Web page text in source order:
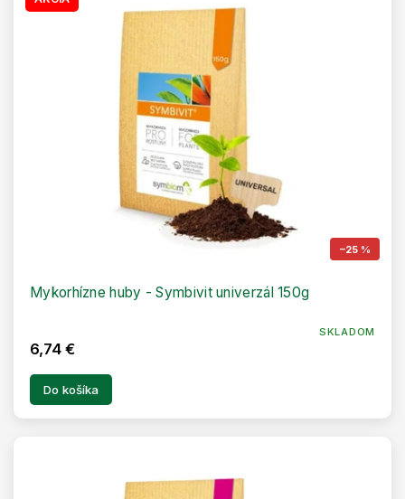
–25 %
Mykorhízne huby - Symbivit univerzál 150g
SKLADOM
6,74 €
Do košíka